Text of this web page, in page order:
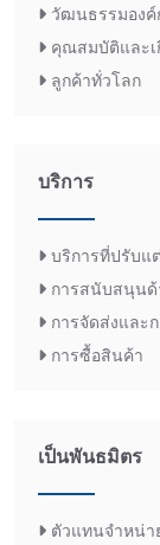
วัฒนธรรมองค์
คุณสมบัติและเ
ลูกค้าทั่วโลก
บริการ
บริการที่ปรับแต่
การสนับสนุน
การจัดส่งและ
การซื้อสินค้า
เป็นพันธมิตร
ตัวแทนจำหน่า